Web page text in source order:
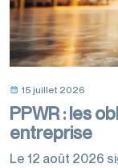
15 juillet 2026
PPWR : les
entreprise
Le 12 août 2026